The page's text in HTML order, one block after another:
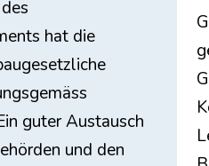
hat die
guter Austausch
und den